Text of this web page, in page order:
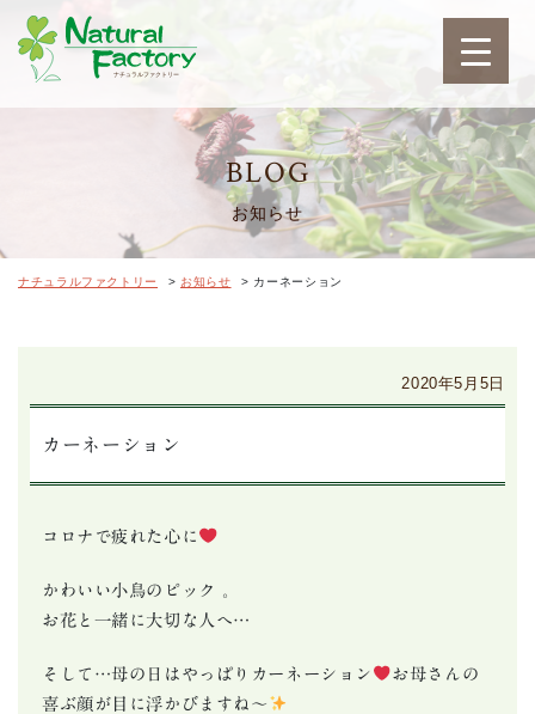
ナチュラルファクトリ
BLOG
お知らせ
ナチュラルファクトリー > お知らせ > カーネーション
2020年5月5日
カーネーション
コロナで疲れた心に
かわいい小鳥のピック 。
お花と一緒に大切な人へ…
そして…母の日はやっぱりカーネーション
お母さんの
喜ぶ顔が目に浮かびますね～